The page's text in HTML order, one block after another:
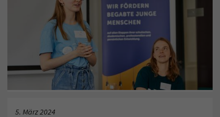
5. März 2024